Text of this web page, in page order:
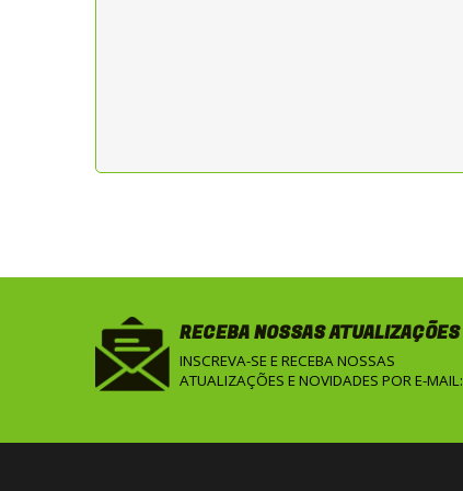
RECEBA NOSSAS ATUALIZAÇÕES
INSCREVA-SE E RECEBA NOSSAS
ATUALIZAÇÕES E NOVIDADES POR E-MAIL: